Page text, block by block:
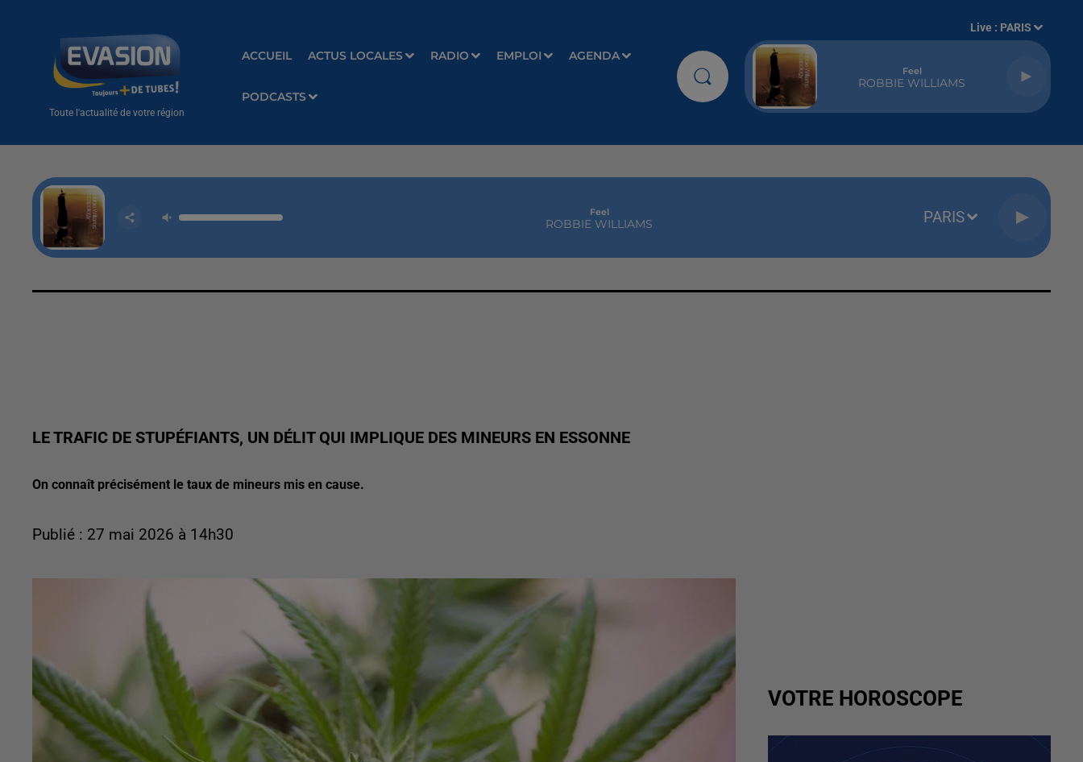
Toute l'actualité de votre région
ACCUEIL ACTUS LOCALES RADIO EMPLOI AGENDA
PODCASTS
Live : PARIS
Feel
ROBBIE WILLIAMS
Feel
ROBBIE WILLIAMS PARIS
LE TRAFIC DE STUPÉFIANTS, UN DÉLIT QUI IMPLIQUE DES MINEURS EN ESSONNE
On connaît précisément le taux de mineurs mis en cause.
Publié : 27 mai 2026 à 14h30
VOTRE HOROSCOPE